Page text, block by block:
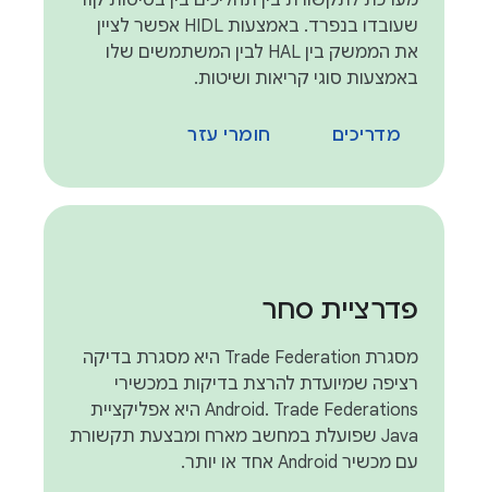
שעובדו בנפרד. באמצעות HIDL אפשר לציין
את הממשק בין HAL לבין המשתמשים שלו
באמצעות סוגי קריאות ושיטות.
מדריכים חומרי עזר
פדרציית סחר
מסגרת Trade Federation היא מסגרת בדיקה
רציפה שמיועדת להרצת בדיקות במכשירי
Android. Trade Federations היא אפליקציית
Java שפועלת במחשב מארח ומבצעת תקשורת
עם מכשיר Android אחד או יותר.